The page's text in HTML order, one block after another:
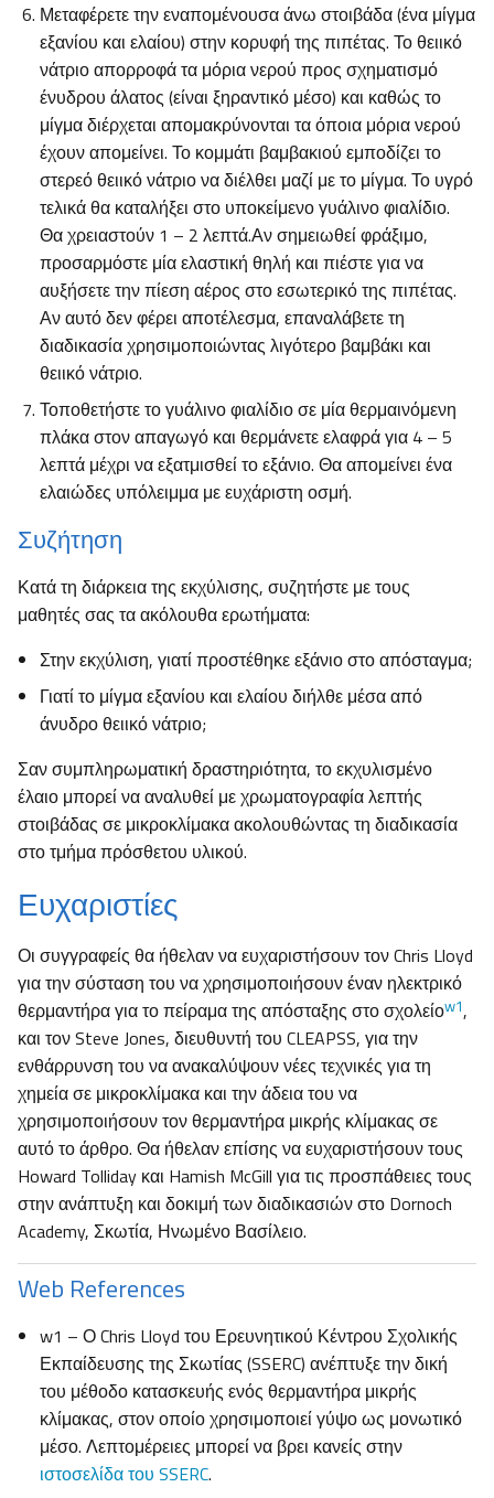
Μεταφέρετε την εναπομένουσα άνω στοιβάδα (ένα μίγμα
εξανίου και ελαίου) στην κορυφή της πιπέτας. Το θειικό
νάτριο απορροφά τα μόρια νερού προς σχηματισμό
ένυδρου άλατος (είναι ξηραντικό μέσο) και καθώς το
μίγμα διέρχεται απομακρύνονται τα όποια μόρια νερού
έχουν απομείνει. Το κομμάτι βαμβακιού εμποδίζει το
στερεό θειικό νάτριο να διέλθει μαζί με το μίγμα. Το υγρό
τελικά θα καταλήξει στο υποκείμενο γυάλινο φιαλίδιο.
Θα χρειαστούν 1 – 2 λεπτά.Αν σημειωθεί φράξιμο,
προσαρμόστε μία ελαστική θηλή και πιέστε για να
αυξήσετε την πίεση αέρος στο εσωτερικό της πιπέτας.
Αν αυτό δεν φέρει αποτέλεσμα, επαναλάβετε τη
διαδικασία χρησιμοποιώντας λιγότερο βαμβάκι και
θειικό νάτριο.
Τοποθετήστε το γυάλινο φιαλίδιο σε μία θερμαινόμενη
πλάκα στον απαγωγό και θερμάνετε ελαφρά για 4 – 5
λεπτά μέχρι να εξατμισθεί το εξάνιο. Θα απομείνει ένα
ελαιώδες υπόλειμμα με ευχάριστη οσμή.
Συζήτηση
Κατά τη διάρκεια της εκχύλισης, συζητήστε με τους
μαθητές σας τα ακόλουθα ερωτήματα:
Στην εκχύλιση, γιατί προστέθηκε εξάνιο στο απόσταγμα;
Γιατί το μίγμα εξανίου και ελαίου διήλθε μέσα από
άνυδρο θειικό νάτριο;
Σαν συμπληρωματική δραστηριότητα, το εκχυλισμένο
έλαιο μπορεί να αναλυθεί με χρωματογραφία λεπτής
στοιβάδας σε μικροκλίμακα ακολουθώντας τη διαδικασία
στο τμήμα πρόσθετου υλικού.
Ευχαριστίες
Οι συγγραφείς θα ήθελαν να ευχαριστήσουν τον Chris Lloyd
για την σύσταση του να χρησιμοποιήσουν έναν ηλεκτρικό
θερμαντήρα για το πείραμα της απόσταξης στο σχολείοw1,
και τον Steve Jones, διευθυντή του CLEAPSS, για την
ενθάρρυνση του να ανακαλύψουν νέες τεχνικές για τη
χημεία σε μικροκλίμακα και την άδεια του να
χρησιμοποιήσουν τον θερμαντήρα μικρής κλίμακας σε
αυτό το άρθρο. Θα ήθελαν επίσης να ευχαριστήσουν τους
Howard Tolliday και Hamish McGill για τις προσπάθειες τους
στην ανάπτυξη και δοκιμή των διαδικασιών στο Dornoch
Academy, Σκωτία, Ηνωμένο Βασίλειο.
Web References
w1 – Ο Chris Lloyd του Ερευνητικού Κέντρου Σχολικής
Εκπαίδευσης της Σκωτίας (SSERC) ανέπτυξε την δική
του μέθοδο κατασκευής ενός θερμαντήρα μικρής
κλίμακας, στον οποίο χρησιμοποιεί γύψο ως μονωτικό
μέσο. Λεπτομέρειες μπορεί να βρει κανείς στην
ιστοσελίδα του SSERC.